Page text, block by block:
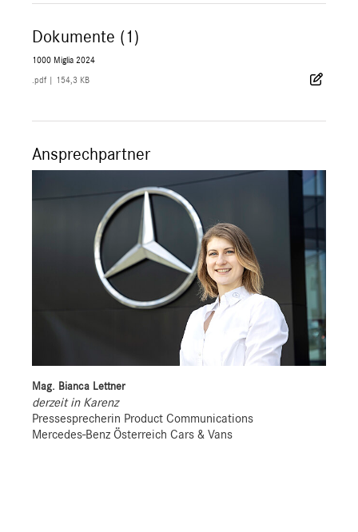
Dokumente (1)
1000 Miglia 2024
.pdf 154,3 KB
Ansprechpartner
Mag. Bianca Lettner
derzeit in Karenz
Pressesprecherin Product Communications
Mercedes-Benz Österreich Cars & Vans